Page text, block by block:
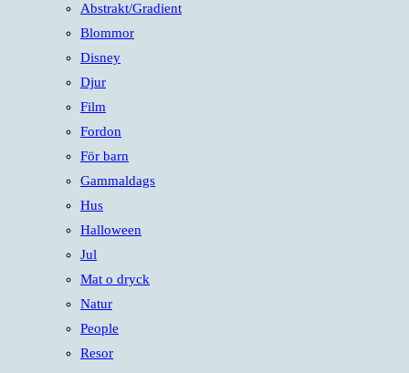
Abstrakt/Gradient
Blommor
Disney
Djur
Film
Fordon
För barn
Gammaldags
Hus
Halloween
Jul
Mat o dryck
Natur
People
Resor